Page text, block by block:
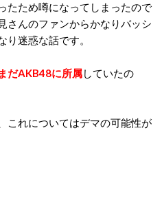
たため噂になってしまったので
さんのファンからかなりバッシ
り迷惑な話です。
まだAKB48に所属していたの
これについてはデマの可能性が